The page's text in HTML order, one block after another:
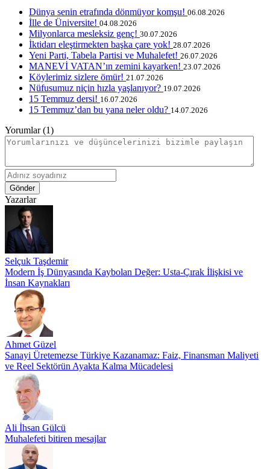
Dünya senin etrafında dönmüyor komşu! 06.08.2026
İlle de Üniversite! 04.08.2026
Milyonlarca mesleksiz genç! 30.07.2026
İktidarı eleştirmekten başka çare yok! 28.07.2026
Yeni Parti, Tabela Partisi ve Muhalefet! 26.07.2026
MANEVİ VATAN’ın zemini kayarken! 23.07.2026
Köylerimiz sizlere ömür! 21.07.2026
Nüfusumuz niçin hızla yaşlanıyor? 19.07.2026
15 Temmuz dersi! 16.07.2026
15 Temmuz’dan bu yana neler oldu? 14.07.2026
Yorumlar (1)
Gönder
Yazarlar
Selçuk Taşdemir
Modern İş Dünyasında Kaybolan Değer: Usta-Çırak İlişkisi ve
İnsan Kaynakları
Ahmet Güzel
Sanayi Üretemezse Türkiye Kazanamaz: Faiz, Finansman Maliyeti
ve Reel Sektörün Ayakta Kalma Mücadelesi
Ali İhsan Gülcü
Muhalefeti bitiren mesajlar